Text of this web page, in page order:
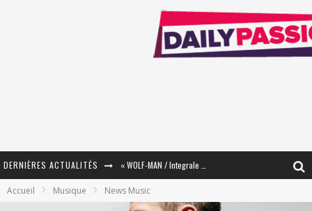
DERNIÈRES ACTUALITÉS
Accueil Musique News Music